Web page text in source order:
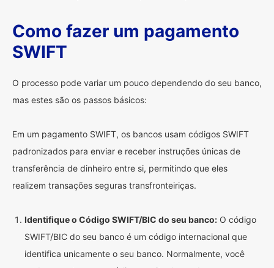
Como fazer um pagamento
SWIFT
O processo pode variar um pouco dependendo do seu banco,
mas estes são os passos básicos:
Em um pagamento SWIFT, os bancos usam códigos SWIFT
padronizados para enviar e receber instruções únicas de
transferência de dinheiro entre si, permitindo que eles
realizem transações seguras transfronteiriças.
Identifique o Código SWIFT/BIC do seu banco: O código
SWIFT/BIC do seu banco é um código internacional que
identifica unicamente o seu banco. Normalmente, você